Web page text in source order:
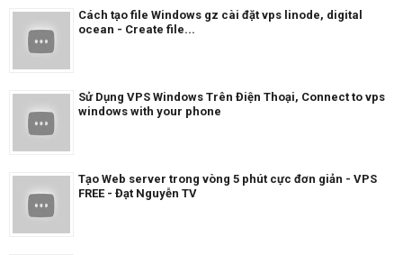
Cách tạo file Windows gz cài đặt vps linode, digital
ocean - Create file...
Sử Dụng VPS Windows Trên Điện Thoại, Connect to vps
windows with your phone
Tạo Web server trong vòng 5 phút cực đơn giản - VPS
FREE - Đạt Nguyễn TV